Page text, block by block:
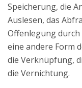
Speicherung, die
Auslesen, das
Offenlegung
eine andere Form
die Verknüpfung,
die Vernichtung.